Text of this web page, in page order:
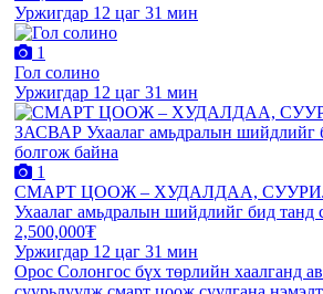
Уржигдар 12 цаг 31 мин
1
Гол солино
Уржигдар 12 цаг 31 мин
1
СМАРТ ЦООЖ – ХУДАЛДАА,
Ухаалаг амьдралын шийдлийг бид танд
2,500,000₮
Уржигдар 12 цаг 31 мин
Орос Солонгос бүх төрлийн хаалганд